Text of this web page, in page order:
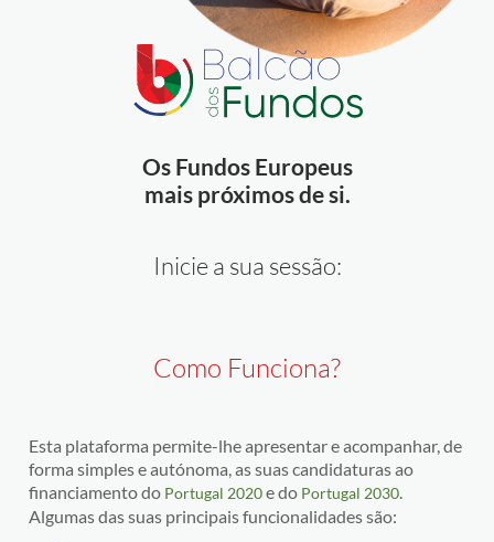
Os Fundos Europeus
mais próximos de si.
Inicie a sua sessão:
Como Funciona?
Esta plataforma permite-lhe apresentar e acompanhar, de
forma simples e autónoma, as suas candidaturas ao
financiamento do Portugal 2020e do Portugal 2030
Algumas das suas principais funcionalidades são: